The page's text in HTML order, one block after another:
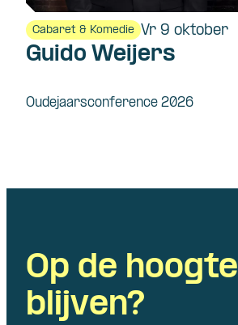
Cabaret & Komedie Vr 9 oktober
Guido Weijers
Oudejaarsconference 2026
Op de hoogte
blijven?